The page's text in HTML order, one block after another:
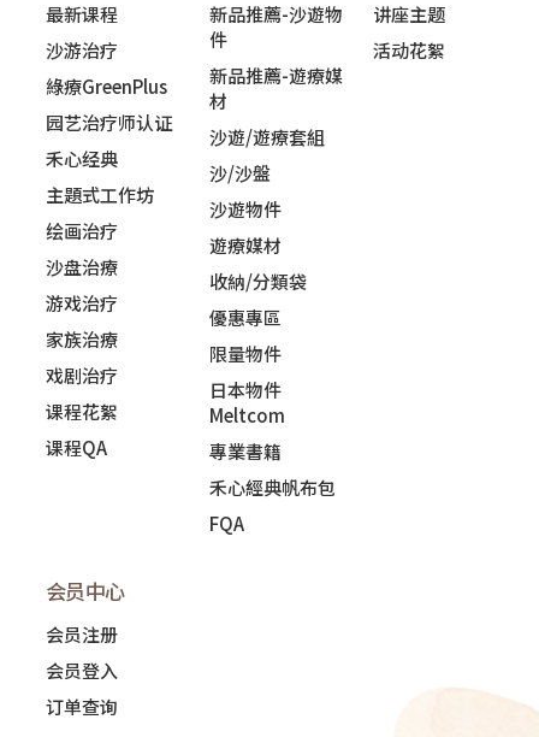
最新课程
沙游治疗
綠療GreenPlus
园艺治疗师认证
禾心经典
主題式工作坊
绘画治疗
沙盘治療
游戏治疗
家族治療
戏剧治疗
课程花絮
课程QA
新品推薦-沙遊物
件
新品推薦-遊療媒
材
沙遊/遊療套組
沙/沙盤
沙遊物件
遊療媒材
收納/分類袋
優惠專區
限量物件
日本物件
Meltcom
專業書籍
禾心經典帆布包
FQA
讲座主题
活动花絮
会员中心
会员注册
会员登入
订单查询